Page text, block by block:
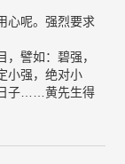
心呢。强烈要求
譬如：碧强，
小强，绝对小
子……黄先生得